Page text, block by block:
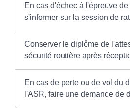
En cas d'échec à l'épreuve de
s'informer sur la session de
Conserver le diplôme de
sécurité routière après
En cas de perte ou de vol du
l'ASR, faire une demande de